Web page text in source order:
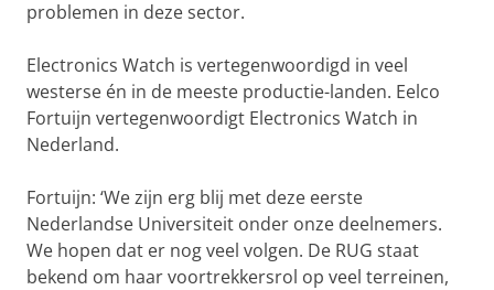
problemen in deze sector.
Electronics Watch is vertegenwoordigd in veel
westerse én in de meeste productie-landen. Eelco
Fortuijn vertegenwoordigt Electronics Watch in
Nederland.
Fortuijn: ‘We zijn erg blij met deze eerste
Nederlandse Universiteit onder onze deelnemers.
We hopen dat er nog veel volgen. De RUG staat
bekend om haar voortrekkersrol op veel terreinen,